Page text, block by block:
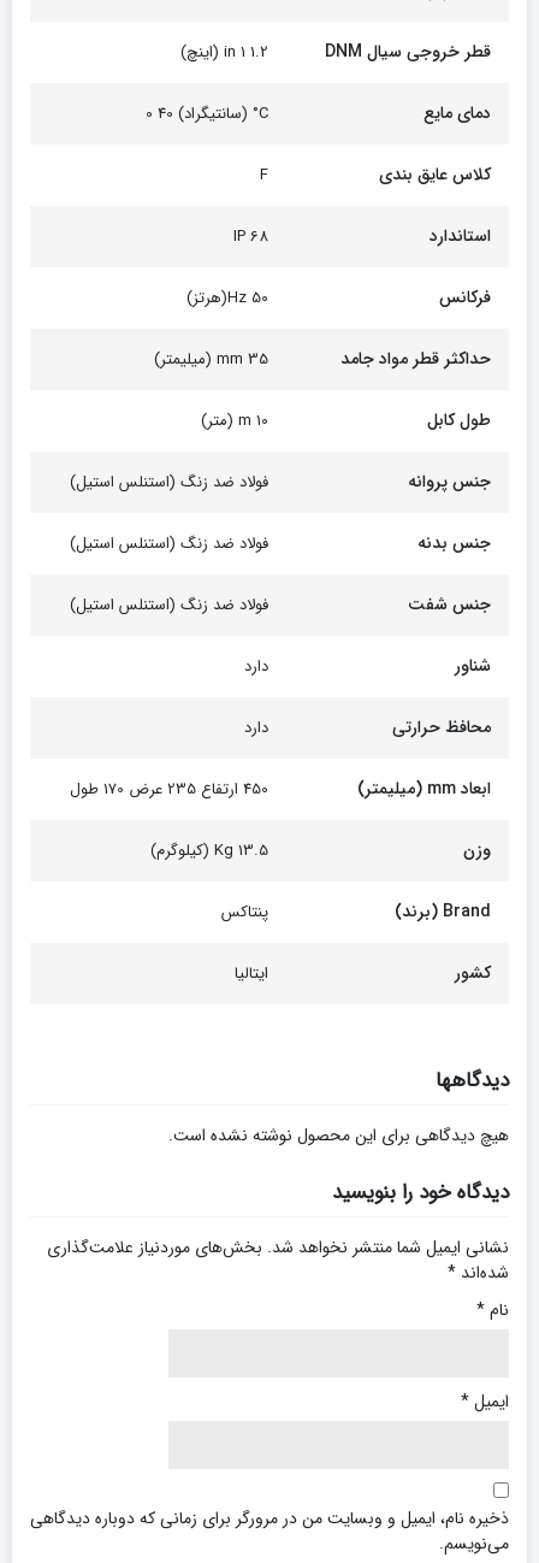
قطر خروجی سیال DNM 1.2 1 in (اینچ)
دمای مایع C° (سانتیگراد) 40 0
کلاس عایق بندی F
استاندارد 68 IP
فرکانس 50 Hz(هرتز)
حداکثر قطر مواد جامد 35 mm (میلیمتر)
طول کابل 10 m (متر)
جنس پروانه فولاد ضد زنگ (استنلس استیل)
جنس بدنه فولاد ضد زنگ (استنلس استیل)
جنس شفت فولاد ضد زنگ (استنلس استیل)
شناور دارد
محافظ حرارتی دارد
ابعاد mm (میلیمتر) 450 ارتفاع 235 عرض 170 طول
وزن 13.5 Kg (کیلوگرم)
Brand (برند) پنتاکس
کشور ایتالیا
دیدگاهها
هیچ دیدگاهی برای این محصول نوشته نشده است.
دیدگاه خود را بنویسید
نشانی ایمیل شما منتشر نخواهد شد. بخش‌های موردنیاز علامت‌گذاری
شده‌اند *
نام*
ایمیل*
ذخیره نام، ایمیل و وبسایت من در مرورگر برای زمانی که دوباره دیدگاهی
می‌نویسم.